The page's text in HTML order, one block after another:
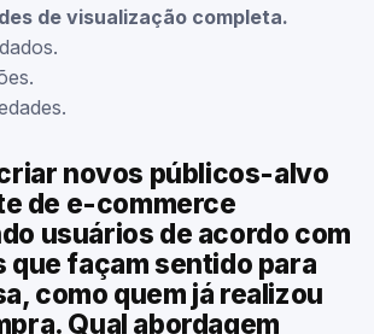
de visualização completa.
novos públicos-alvo
de e-commerce
usuários de acordo com
que façam sentido para
como quem já realizou
Qual abordagem